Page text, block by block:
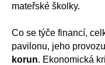
mateřské školky.
Co se týče financí,
pavilonu, jeho
korun. Ekonomická